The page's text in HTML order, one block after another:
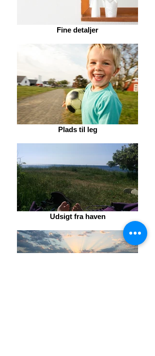
Fine detaljer
Plads til leg
Udsigt fra haven